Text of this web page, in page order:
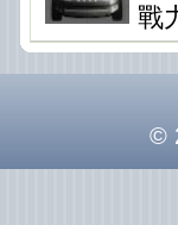
戰
©